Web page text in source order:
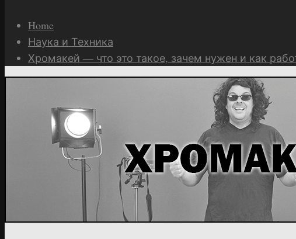
Home
Наука и Техника
Хромакей — что это такое, зачем нужен и как